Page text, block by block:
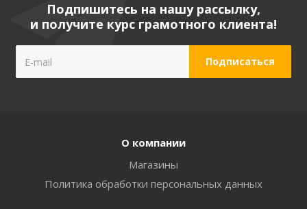
Подпишитесь на нашу рассылку,
и получите курс грамотного клиента!
О компании
Магазины
Политика обработки персональных данных